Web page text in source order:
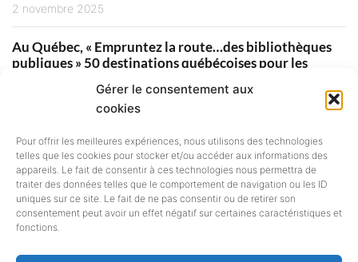
Gérer le consentement aux
cookies
Pour offrir les meilleures expériences, nous utilisons des technologies
telles que les cookies pour stocker et/ou accéder aux informations des
appareils. Le fait de consentir à ces technologies nous permettra de
traiter des données telles que le comportement de navigation ou les ID
uniques sur ce site. Le fait de ne pas consentir ou de retirer son
consentement peut avoir un effet négatif sur certaines caractéristiques et
fonctions.
2 novembre 2025
Au Québec, « Empruntez la route…des bibliothèques
publiques » 50 destinations québécoises pour les
Censure des livres aux États-Unis : une si longue
histoire qui s’accélère …
16 mars 2025